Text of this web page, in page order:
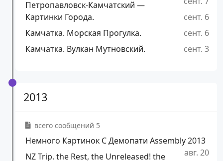
Петропавловск-Камчатский —
Картинки Города.
сент. 6
Камчатка. Морская Прогулка.
сент. 6
Камчатка. Вулкан Мутновский.
сент. 3
2013
всего сообщений 5
Немного Картинок С Демопати Assembly 2013
авг. 20
NZ Trip. the Rest, the Unreleased! the